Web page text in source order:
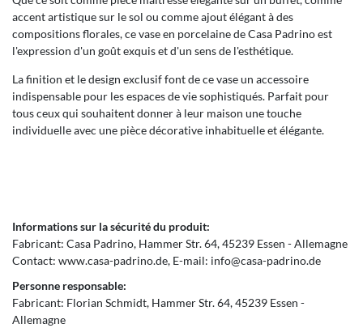
accent artistique sur le sol ou comme ajout élégant à des
compositions florales, ce vase en porcelaine de Casa Padrino est
l'expression d'un goût exquis et d'un sens de l'esthétique.
La finition et le design exclusif font de ce vase un accessoire
indispensable pour les espaces de vie sophistiqués. Parfait pour
tous ceux qui souhaitent donner à leur maison une touche
individuelle avec une pièce décorative inhabituelle et élégante.
Informations sur la sécurité du produit:
Fabricant: Casa Padrino Hammer Str.64 45239 Essen
Allemagne
Contact: www.casa-padrino.de E-mail: info@casa-padrino.de
Personne responsable:
Fabricant: Florian Schmidt Hammer Str.64 45239 Essen
Allemagne